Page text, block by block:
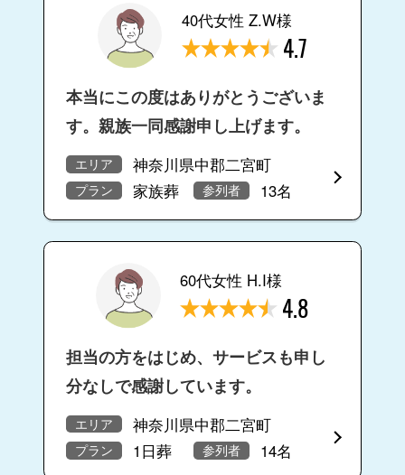
40代女性 Z.W様
4.7
本当にこの度はありがとうございま
す。親族一同感謝申し上げます。
エリア 神奈川県中郡二宮町
プラン 家族葬 参列者 13名
60代女性 H.I様
4.8
担当の方をはじめ、サービスも申し
分なしで感謝しています。
エリア 神奈川県中郡二宮町
プラン 1日葬 参列者 14名